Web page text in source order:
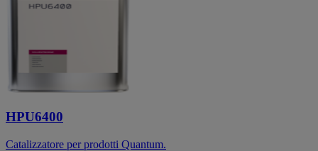
HPU6400
Catalizzatore per prodotti Quantum.